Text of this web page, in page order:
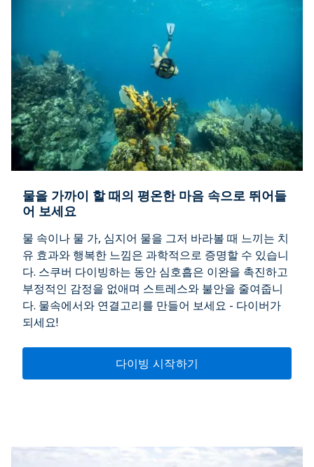
물을 가까이 할 때의 평온한 마음 속으로 뛰어들
어 보세요
물 속이나 물 가, 심지어 물을 그저 바라볼 때 느끼는 치
유 효과와 행복한 느낌은 과학적으로 증명할 수 있습니
다. 스쿠버 다이빙하는 동안 심호흡은 이완을 촉진하고
부정적인 감정을 없애며 스트레스와 불안을 줄여줍니
다. 물속에서와 연결고리를 만들어 보세요 - 다이버가
되세요!
다이빙 시작하기